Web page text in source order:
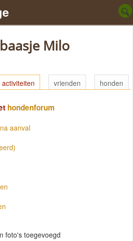
baasje Milo
activiteiten vrienden honden
hondenforum
aanval
foto's toegevoegd